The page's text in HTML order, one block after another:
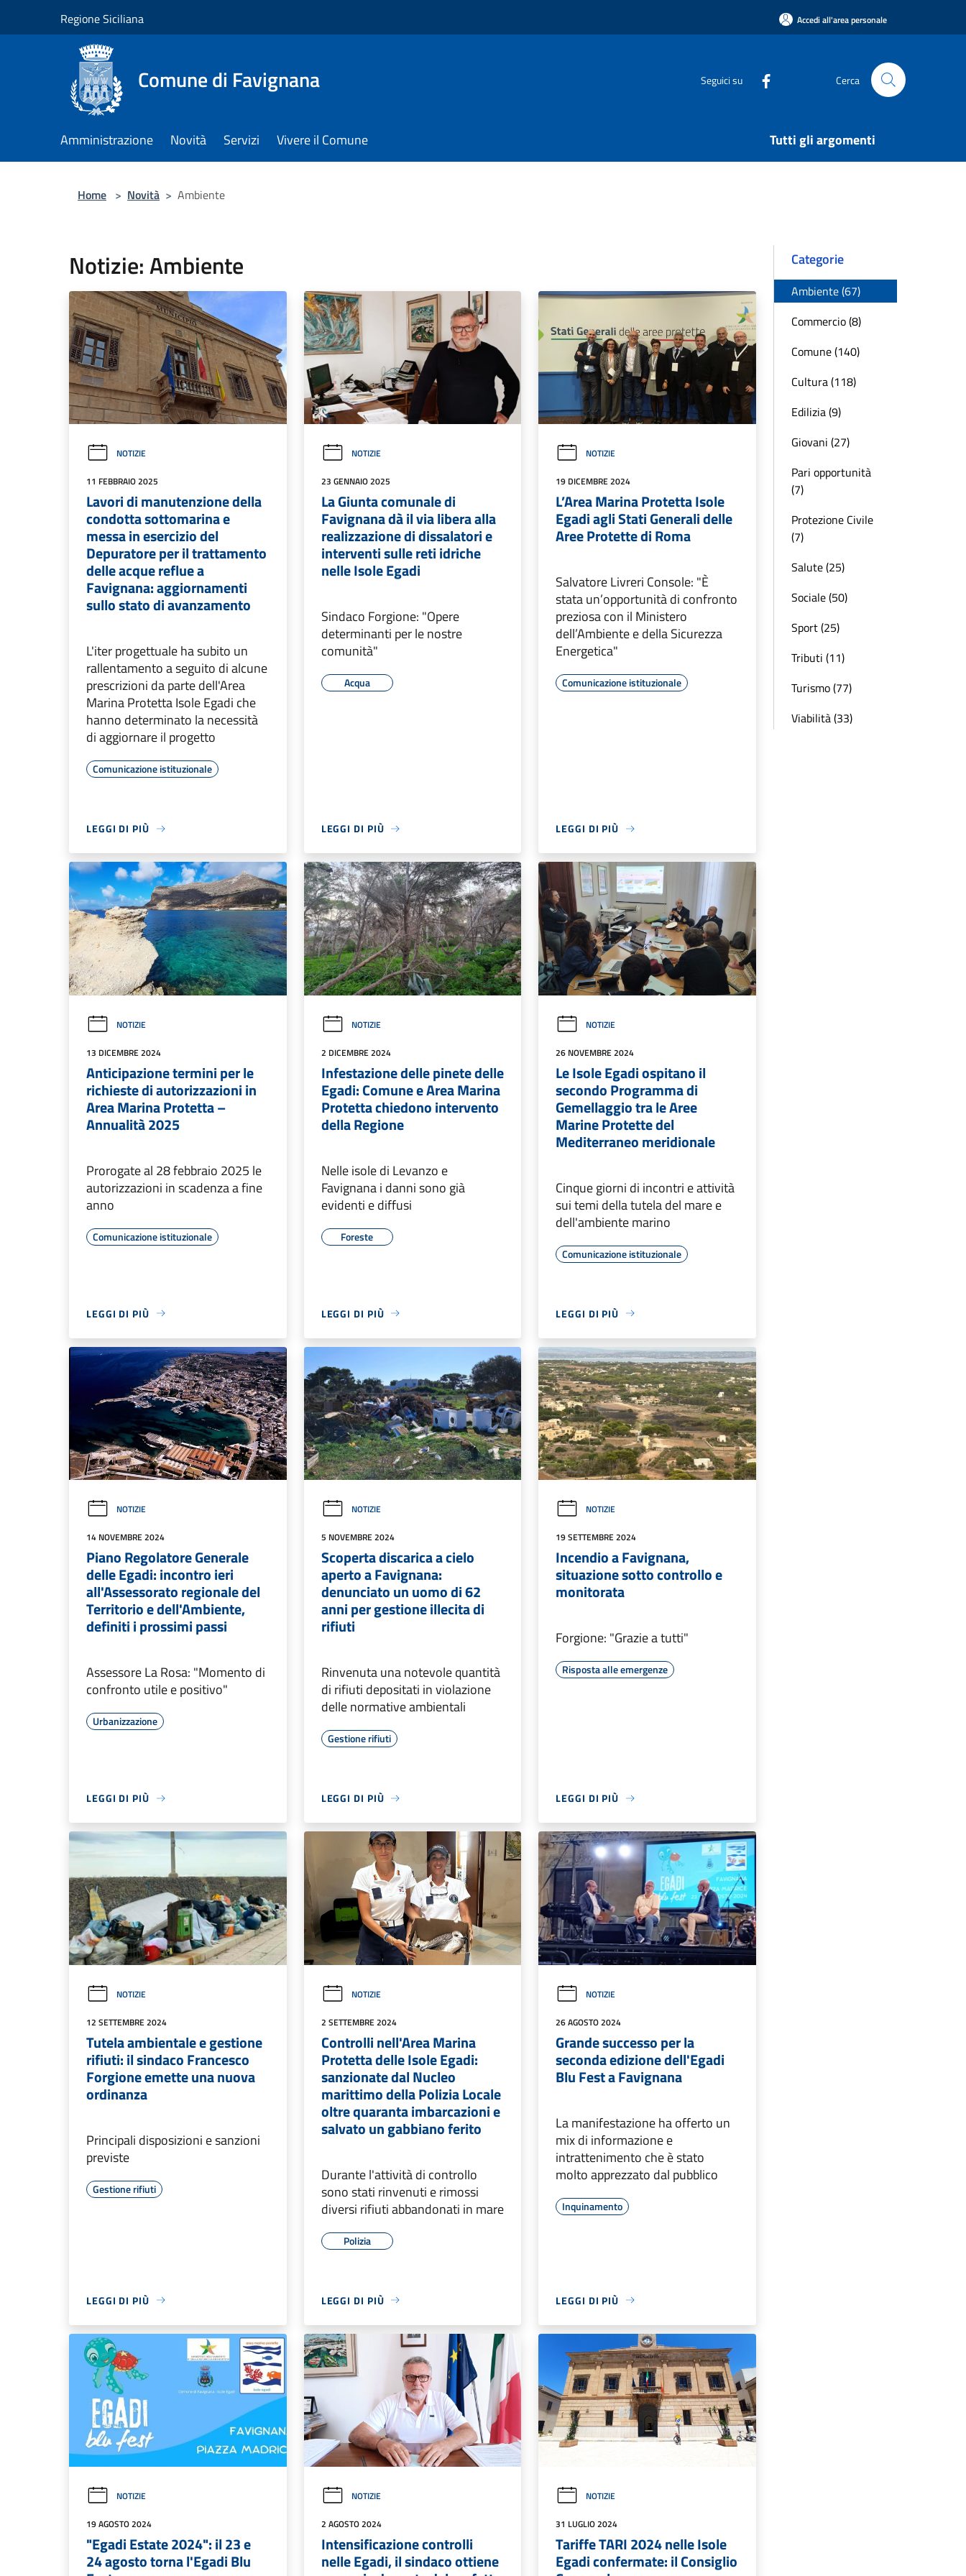
Regione Siciliana Accedi all'area personale
Comune di Favignana Seguici su Cerca
Amministrazione Novità Servizi Vivere il Comune Tutti gli argomenti
Home > Novità > Ambiente
Notizie: Ambiente
NOTIZIE
11 FEBBRAIO 2025
Lavori di manutenzione della
condotta sottomarina e
messa in esercizio del
Depuratore per il trattamento
delle acque reflue a
Favignana: aggiornamenti
sullo stato di avanzamento
L'iter progettuale ha subito un
rallentamento a seguito di alcune
prescrizioni da parte dell'Area
Marina Protetta Isole Egadi che
hanno determinato la necessità
di aggiornare il progetto
Comunicazione istituzionale
LEGGI DI PIÙ
NOTIZIE
23 GENNAIO 2025
La Giunta comunale di
Favignana dà il via libera alla
realizzazione di dissalatori e
interventi sulle reti idriche
nelle Isole Egadi
Sindaco Forgione: "Opere
determinanti per le nostre
comunità"
Acqua
LEGGI DI PIÙ
NOTIZIE
19 DICEMBRE 2024
L’Area Marina Protetta Isole
Egadi agli Stati Generali delle
Aree Protette di Roma
Salvatore Livreri Console: "È
stata un’opportunità di confronto
preziosa con il Ministero
dell’Ambiente e della Sicurezza
Energetica"
Comunicazione istituzionale
LEGGI DI PIÙ
NOTIZIE
13 DICEMBRE 2024
Anticipazione termini per le
richieste di autorizzazioni in
Area Marina Protetta –
Annualità 2025
Prorogate al 28 febbraio 2025 le
autorizzazioni in scadenza a fine
anno
Comunicazione istituzionale
LEGGI DI PIÙ
NOTIZIE
2 DICEMBRE 2024
Infestazione delle pinete delle
Egadi: Comune e Area Marina
Protetta chiedono intervento
della Regione
Nelle isole di Levanzo e
Favignana i danni sono già
evidenti e diffusi
Foreste
LEGGI DI PIÙ
NOTIZIE
26 NOVEMBRE 2024
Le Isole Egadi ospitano il
secondo Programma di
Gemellaggio tra le Aree
Marine Protette del
Mediterraneo meridionale
Cinque giorni di incontri e attività
sui temi della tutela del mare e
dell'ambiente marino
Comunicazione istituzionale
LEGGI DI PIÙ
NOTIZIE
14 NOVEMBRE 2024
Piano Regolatore Generale
delle Egadi: incontro ieri
all'Assessorato regionale del
Territorio e dell'Ambiente,
definiti i prossimi passi
Assessore La Rosa: "Momento di
confronto utile e positivo"
Urbanizzazione
LEGGI DI PIÙ
NOTIZIE
5 NOVEMBRE 2024
Scoperta discarica a cielo
aperto a Favignana:
denunciato un uomo di 62
anni per gestione illecita di
rifiuti
Rinvenuta una notevole quantità
di rifiuti depositati in violazione
delle normative ambientali
Gestione rifiuti
LEGGI DI PIÙ
NOTIZIE
19 SETTEMBRE 2024
Incendio a Favignana,
situazione sotto controllo e
monitorata
Forgione: "Grazie a tutti"
Risposta alle emergenze
LEGGI DI PIÙ
NOTIZIE
12 SETTEMBRE 2024
Tutela ambientale e gestione
rifiuti: il sindaco Francesco
Forgione emette una nuova
ordinanza
Principali disposizioni e sanzioni
previste
Gestione rifiuti
LEGGI DI PIÙ
NOTIZIE
2 SETTEMBRE 2024
Controlli nell'Area Marina
Protetta delle Isole Egadi:
sanzionate dal Nucleo
marittimo della Polizia Locale
oltre quaranta imbarcazioni e
salvato un gabbiano ferito
Durante l'attività di controllo
sono stati rinvenuti e rimossi
diversi rifiuti abbandonati in mare
Polizia
LEGGI DI PIÙ
NOTIZIE
26 AGOSTO 2024
Grande successo per la
seconda edizione dell'Egadi
Blu Fest a Favignana
La manifestazione ha offerto un
mix di informazione e
intrattenimento che è stato
molto apprezzato dal pubblico
Inquinamento
LEGGI DI PIÙ
NOTIZIE
19 AGOSTO 2024
"Egadi Estate 2024": il 23 e
24 agosto torna l'Egadi Blu
NOTIZIE
2 AGOSTO 2024
Intensificazione controlli
nelle Egadi, il sindaco ottiene
NOTIZIE
31 LUGLIO 2024
Tariffe TARI 2024 nelle Isole
Egadi confermate: il Consiglio
Categorie
Ambiente (67)
Commercio (8)
Comune (140)
Cultura (118)
Edilizia (9)
Giovani (27)
Pari opportunità
(7)
Protezione Civile
(7)
Salute (25)
Sociale (50)
Sport (25)
Tributi (11)
Turismo (77)
Viabilità (33)